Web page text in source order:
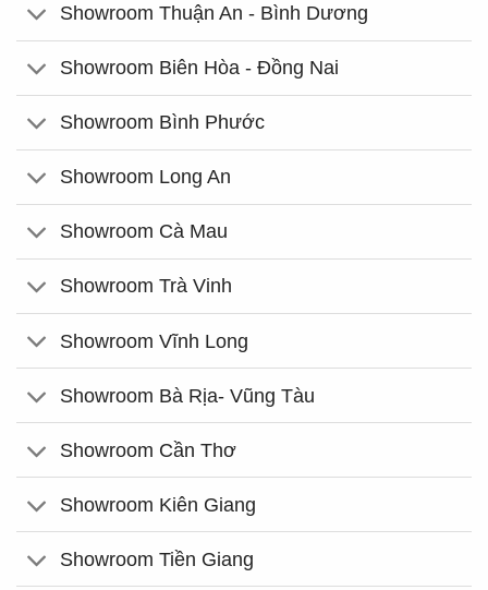
Showroom Thuận An - Bình Dương
Showroom Biên Hòa - Đồng Nai
Showroom Bình Phước
Showroom Long An
Showroom Cà Mau
Showroom Trà Vinh
Showroom Vĩnh Long
Showroom Bà Rịa- Vũng Tàu
Showroom Cần Thơ
Showroom Kiên Giang
Showroom Tiền Giang